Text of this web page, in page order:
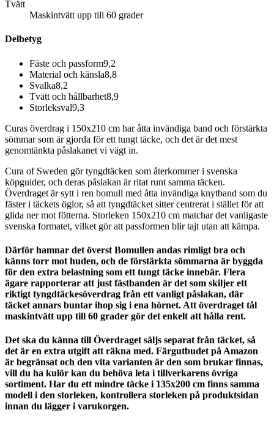
Tvätt
Maskintvätt upp till 60 grader
Delbetyg
Fäste och passform9,2
Material och känsla8,8
Svalka8,2
Tvätt och hållbarhet8,9
Storleksval9,3
Curas överdrag i 150x210 cm har åtta invändiga band och förstärkta
sömmar som är gjorda för ett tungt täcke, och det är det mest
genomtänkta påslakanet vi vägt in.
Cura of Sweden gör tyngdtäcken som återkommer i svenska
köpguider, och deras påslakan är ritat runt samma täcken.
Överdraget är sytt i ren bomull med åtta invändiga knytband som du
fäster i täckets öglor, så att tyngdtäcket sitter centrerat i stället för att
glida ner mot fötterna. Storleken 150x210 cm matchar det vanligaste
svenska formatet, vilket gör att passformen blir tajt utan att kämpa.
Därför hamnar det överst Bomullen andas rimligt bra och
känns torr mot huden, och de förstärkta sömmarna är byggda
för den extra belastning som ett tungt täcke innebär. Flera
ägare rapporterar att just fästbanden är det som skiljer ett
riktigt tyngdtäckesöverdrag från ett vanligt påslakan, där
täcket annars buntar ihop sig i ena hörnet. Att överdraget tål
maskintvätt upp till 60 grader gör det enkelt att hålla rent.
Det ska du känna till Överdraget säljs separat från täcket, så
det är en extra utgift att räkna med. Färgutbudet på Amazon
är begränsat och den vita varianten är den som brukar finnas,
vill du ha kulör kan du behöva leta i tillverkarens övriga
sortiment. Har du ett mindre täcke i 135x200 cm finns samma
modell i den storleken, kontrollera storleken på produktsidan
innan du lägger i varukorgen.